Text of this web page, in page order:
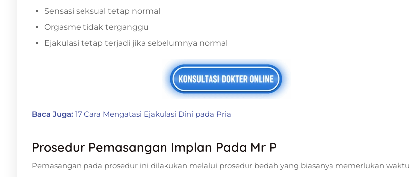
Sensasi seksual tetap normal
Orgasme tidak terganggu
Ejakulasi tetap terjadi jika sebelumnya normal
Baca Juga: 17 Cara Mengatasi Ejakulasi Dini pada Pria
Prosedur Pemasangan Implan Pada Mr P
Pemasangan pada prosedur ini dilakukan melalui prosedur bedah yang biasanya memerlukan waktu